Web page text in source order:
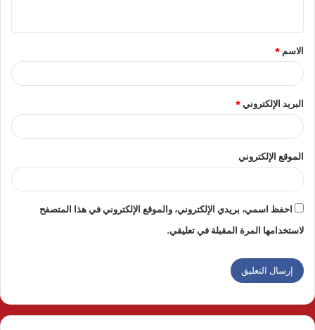
ق
*
الاسم *
البريد الإلكتروني*
الموقع الإلكتروني
احفظ اسمي، بريدي الإلكتروني، والموقع الإلكتروني في هذا المتصفح
لاستخدامها المرة المقبلة في تعليقي.